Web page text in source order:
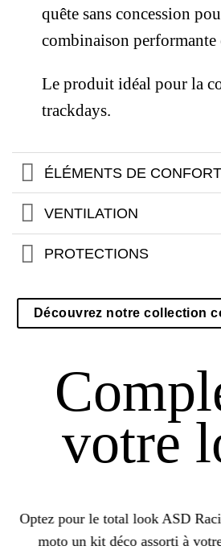
quête sans concession
combinaison performante
Le produit idéal pour la
trackdays.
ÉLÉMENTS DE CONFORT
VENTILATION
PROTECTIONS
Découvrez notre collection
votre
Optez pour le total look ASD
moto un kit déco assorti à